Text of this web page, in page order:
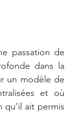
passation de
dans la
un modèle de
et où
qu’il ait permis